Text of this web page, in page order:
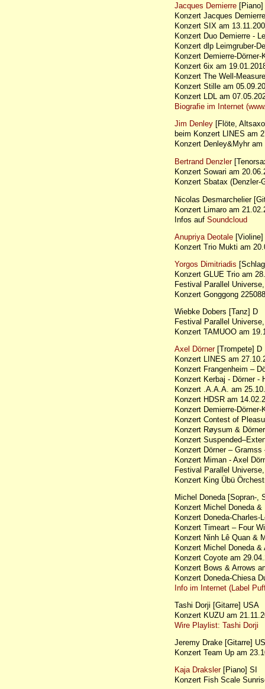
Jacques Demierre [Piano]
Konzert Jacques
Konzert SIX am
Konzert Duo Demierre -
Konzert dlp Leimgruber-
Konzert Demierre-
Konzert 6ix am
Konzert The Well-
Konzert Stille am
Konzert LDL am
Biografie im Internet
Jim Denley [Flöte,
beim Konzert LINES am
Konzert Denley&Myhr am
Bertrand Denzler
Konzert Sowari am
Konzert Sbatax (Denzler-
Nicolas Desmarchelier
Konzert Limaro am
Infos auf Soundcloud
Anupriya Deotale
Konzert Trio Mukti am
Yorgos Dimitriadis
Konzert GLUE Trio am
Festival Parallel Universe,
Konzert Gonggong
Wiebke Dobers [Tanz] D
Festival Parallel Universe,
Konzert TAMUOO am
Axel Dörner[Trompete] D
Konzert LINES am
Konzert Frangenheim –
Konzert Kerbaj - Dörner -
Konzert .A.A.A. am
Konzert HDSR am
Konzert Demierre-
Konzert Contest of
Konzert Røysum &
Konzert
Konzert Dörner –
Konzert Miman - Axel
Festival Parallel Universe,
Konzert King Übü
Michel Doneda [Sopran-,
Konzert Michel Doneda
Konzert Doneda-Charles-
Konzert Timeart – Four
Konzert Ninh Lê Quan &
Konzert Michel Doneda
Konzert Coyote am
Konzert Bows & Arrows
Konzert Doneda-Chiesa
Info im Internet (Label
Tashi Dorji [Gitarre] USA
Konzert KUZU am
Wire Playlist: Tashi Dorji
Jeremy Drake [Gitarre]
Konzert Team Up am
Kaja Draksler[Piano] SI
Konzert Fish Scale